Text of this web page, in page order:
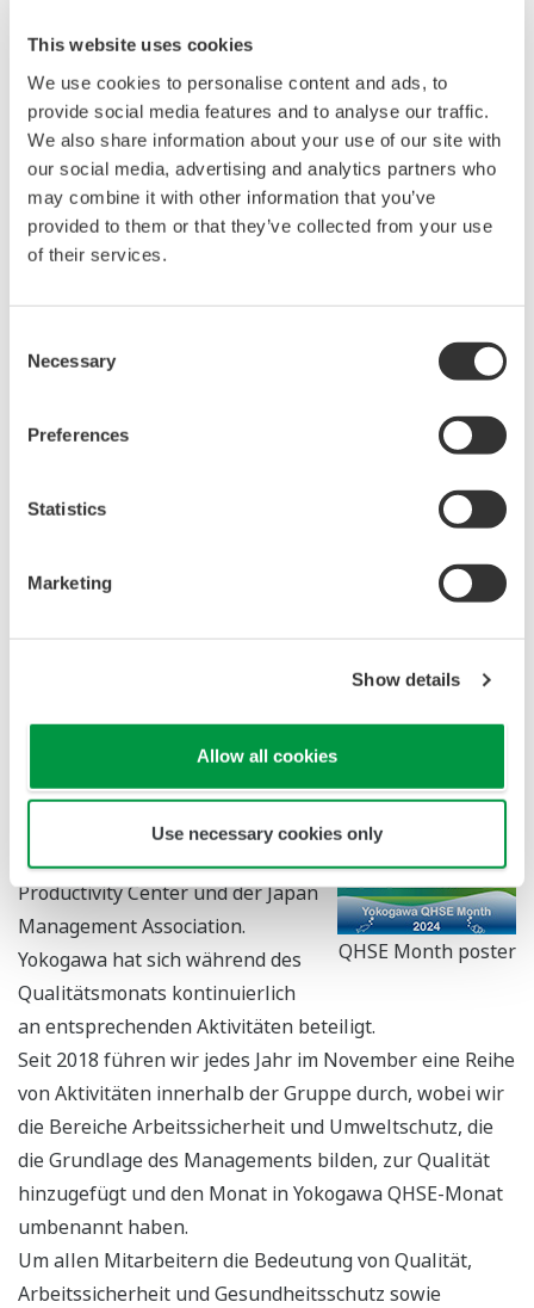
This website uses cookies
We use cookies to personalise content and ads, to
provide social media features and to analyse our traffic.
We also share information about your use of our site with
our social media, advertising and analytics partners who
may combine it with other information that you’ve
provided to them or that they’ve collected from your use
of their services.
Selection
Necessary
Preferences
Statistics
Marketing
Show details
Allow all cookies
Use necessary cookies only
Yokogawa erhielt 1992 erstmals die Zertifizierung nach
ISO 9001, und auch die wichtigsten
Konzernunternehmen innerhalb und außerhalb Japans
haben diese Zertifizierung erhalten. Spezialisten
kümmern sich um die Probleme und Fragen, die Kunden
im Zusammenhang mit den Produkten haben.
weltweit kontinuierlich überwacht, um deren Sicherheit
Als Teil seines Qualitätssicherungssystems
gewährleistet Yokogawa auch die Rückverfolgbarkeit
von Messgeräten.
Yokogawa ist ein Unternehmen, das beim Japan
Calibration Service System (JCSS) für Elektrizität, Druck,
Durchfluss und Zeit registriert ist.
QHSE Month poster
November zum Qualitätsmonat
erklärt - von der Union
japanischer Wissenschaftler und
Ingenieure, der Japanese
Standards Association, dem Japan
Productivity Center und der Japan
Management Association.
Yokogawa hat sich während des
Qualitätsmonats kontinuierlich
an entsprechenden Aktivitäten beteiligt.
Seit 2018 führen wir jedes Jahr im November eine Reihe
von Aktivitäten innerhalb der Gruppe durch, wobei wir
die Bereiche Arbeitssicherheit und Umweltschutz, die
die Grundlage des Managements bilden, zur Qualität
hinzugefügt und den Monat in Yokogawa QHSE-Monat
umbenannt haben.
Um allen Mitarbeitern die Bedeutung von Qualität,
Arbeitssicherheit und Gesundheitsschutz sowie